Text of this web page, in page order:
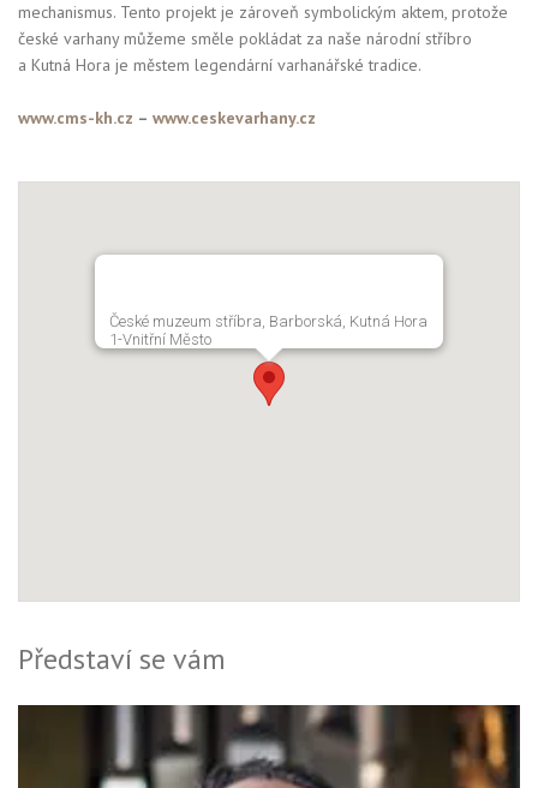
mechanismus. Tento projekt je zároveň symbolickým aktem, protože
české varhany můžeme směle pokládat za naše národní stříbro
a Kutná Hora je městem legendární varhanářské tradice.
www.cms-kh.cz – www.ceskevarhany.cz
České muzeum stříbra, Barborská, Kutná Hora
1-Vnitřní Město
Představí se vám